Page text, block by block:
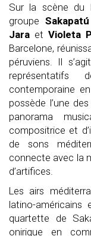
Sur la scène du
groupeSakapatú
Jara et Violeta
Barcelone,
péruviens. Il
représentatifs
contemporaine
possède l’une
panorama
compositrice et
de sons
connecte avec la
d’artifices.
Les airs
latino-américains
quartette de
onirique en